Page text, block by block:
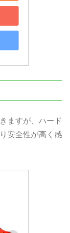
ますが、ハード
安全性が高く感